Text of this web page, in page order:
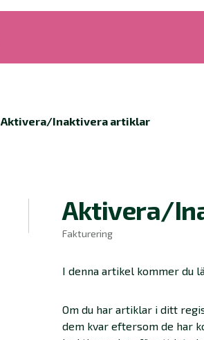
Aktivera/Inaktivera artiklar
Aktivera/
Fakturering
I denna artikel kommer du
Om du har artiklar i ditt
dem kvar eftersom de har